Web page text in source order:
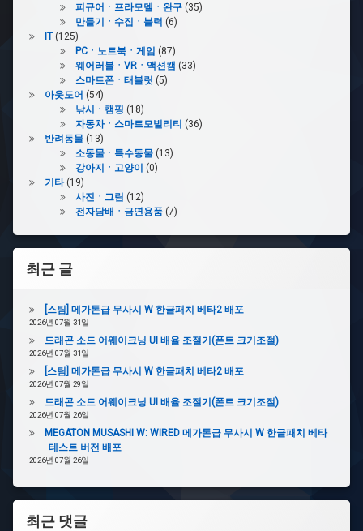
피규어ㆍ프라모델ㆍ완구(35)
만들기ㆍ수집ㆍ블럭 (6)
IT(125)
PCㆍ노트북ㆍ게임 (87)
웨어러블ㆍVRㆍ액션캠 (33)
스마트폰ㆍ태블릿 (5)
아웃도어 (54)
낚시ㆍ캠핑 (18)
자동차ㆍ스마트모빌리티 (36)
반려동물(13)
소동물ㆍ특수동물(13)
강아지ㆍ고양이
(0)
기타(19)
사진ㆍ그림 (12)
전자담배ㆍ금연용품(7)
최근 글
[스팀] 메가톤급 무사시 W 한글패치 베타2 배포
2026년 07월 31일
드래곤 소드 어웨이크닝 UI 배율 조절기(폰트 크기조절)
2026년 07월 31일
[스팀] 메가톤급 무사시 W 한글패치 베타2 배포
2026년 07월 29일
드래곤 소드 어웨이크닝 UI 배율 조절기(폰트 크기조절)
2026년 07월 26일
MEGATON MUSASHI W: WIRED 메가톤급 무사시 W 한글패치 베타
테스트 버전 배포
2026년 07월 26일
최근 댓글